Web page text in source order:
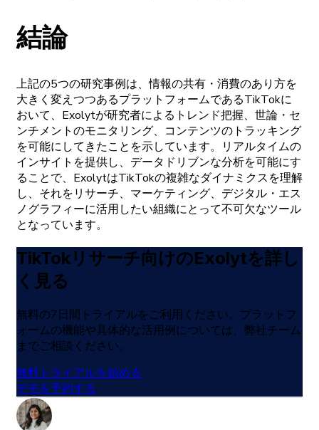
結論
上記の5つの研究事例は、情報の共有 ・ 消費のあり方を
大きく 変えつつあるプラットフォームであるTikTokに
おいて、 Exolytが研究者による トレンド把握、 世論 ・ セ
ンチメントのモニタリング、 コンテンツの トラッキング
を可能にしてきたことを示しています。
リアルタイムの
インサイトを提供し、 データドリブンな分析を可能にす
ることで、 ExolytはTikTokの複雑なダイナミクスを理解
し、 それをリサーチ、 マーケティング、 デジタル ・ エス
ノグラフィーに活用したい組織にとって不可欠なツール
となっています。
TikTokリサーチ向けのExolytを詳し
く 見る
無料の7日間 トライアルをご利用ください。 プラットフ
ォームの機能や具体的な活用例については、 弊社チーム
までご相談ください。
無料トライアルを始める
デモを予約する